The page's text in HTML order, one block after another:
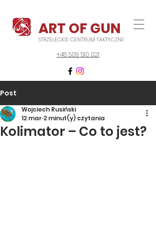
STRZELECKIE CENTRUM TAKTYCZNE
+48 509 510 021
ART OF GUN
Post
Kolimator – Co to jest?
Wojciech Rusiński
12 mar 2 minut(y) czytania